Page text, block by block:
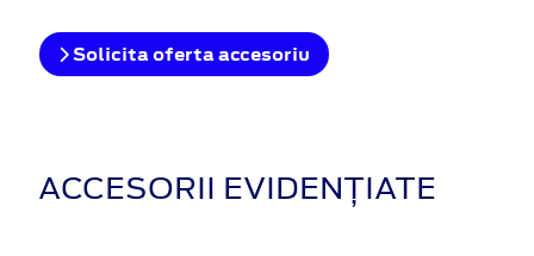
Solicita oferta accesoriu
ACCESORII EVIDENȚIATE